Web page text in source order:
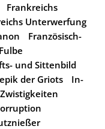
Frankreichs
Unterwerfung
Französisch-
Fulbe
und Sittenbild
der Griots
In-